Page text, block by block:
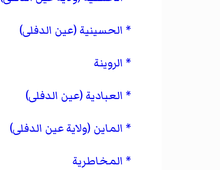
الحسينية (عين الدفلى)
الروينة
العبادية (عين الدفلى)
الماين (ولاية عين الدفلى)
المخاطرية